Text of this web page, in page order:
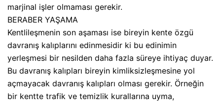
marjinal işler olmaması gerekir.
BERABER YAŞAMA
Kentlileşmenin son aşaması ise bireyin kente özgü
davranış kalıplarını edinmesidir ki bu edinimin
yerleşmesi bir nesilden daha fazla süreye ihtiyaç duyar.
Bu davranış kalıpları bireyin kimliksizleşmesine yol
açmayacak davranış kalıpları olması gerekir. Örneğin
bir kentte trafik ve temizlik kurallarına uyma,